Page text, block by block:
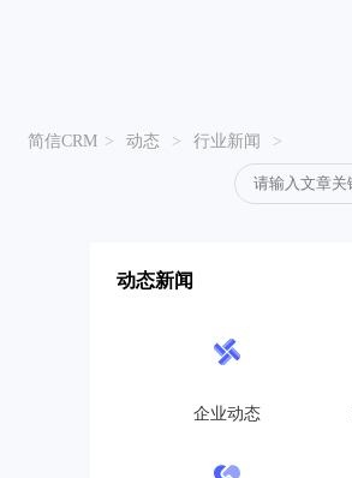
简信CRM > 动态 > 行业新闻 >
动态新闻
企业动态